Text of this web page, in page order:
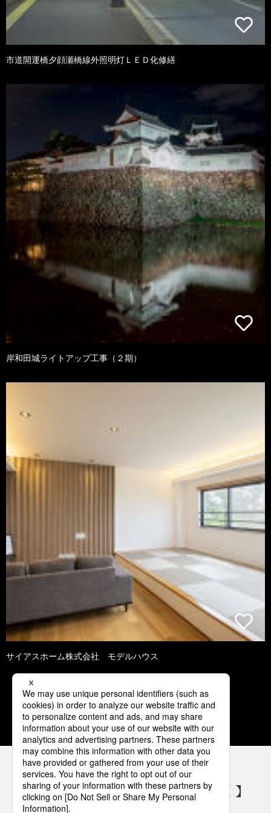
市道開運橋夕顔瀬橋線外照明灯ＬＥＤ化修繕
岸和田城ライトアップ工事（２期）
サイアスホーム株式会社 モデルハウス
1 2 3 4 5
パナソニックの電気設備 SNSアカウント